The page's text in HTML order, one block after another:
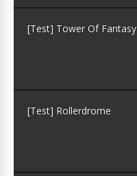
[Test] Tower Of Fantasy
[Test] Rollerdrome